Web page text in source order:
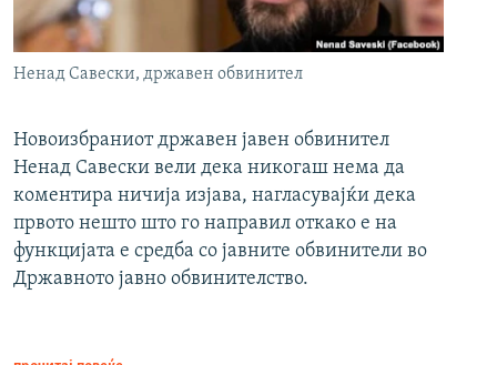
Ненад Савески, државен обвинител
Новоизбраниот државен јавен обвинител
Ненад Савески вели дека никогаш нема да
коментира ничија изјава, нагласувајќи дека
првото нешто што го направил откако е на
функцијата е средба со јавните обвинители во
Државното јавно обвинителство.